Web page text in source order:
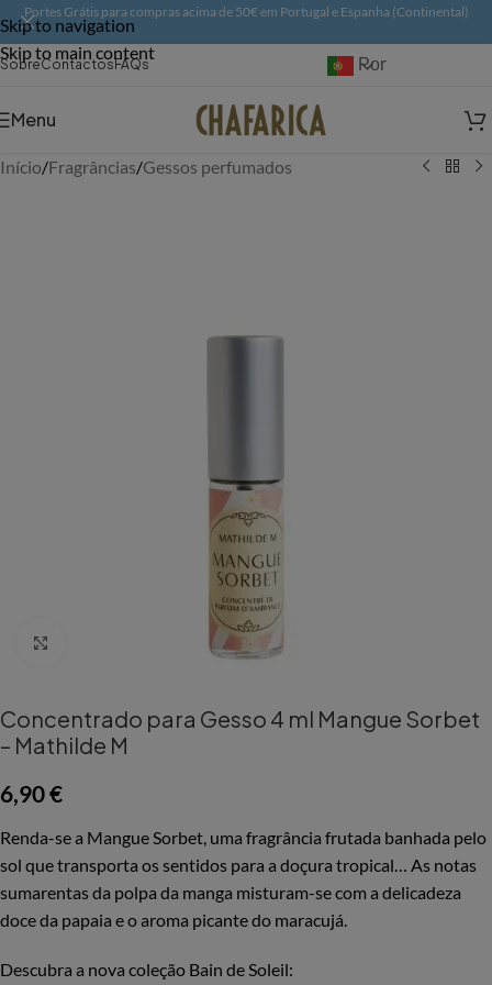
Skip to navigation
Skip to main content
Portes Grátis para compras acima de 50€ em Portugal e Espanha (Continental)
SobreContactosFAQs Português
Menu
Início/Fragrâncias/Gessos perfumados
Concentrado para Gesso 4 ml Mangue Sorbet
– Mathilde M
6,90€
Renda-se a Mangue Sorbet, uma fragrância frutada banhada pelo
sol que transporta os sentidos para a doçura tropical… As notas
sumarentas da polpa da manga misturam-se com a delicadeza
doce da papaia e o aroma picante do maracujá.
Descubra a nova coleção Bain de Soleil: